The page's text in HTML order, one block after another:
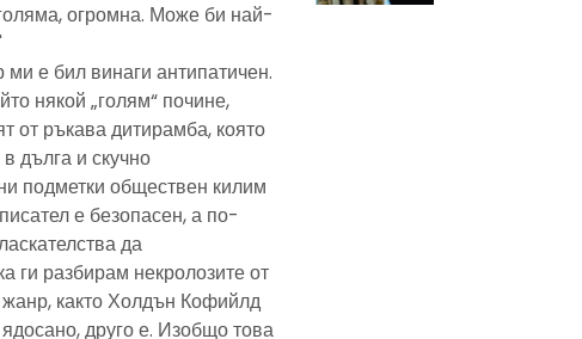
огромна. Може би най-
е бил винаги антипатичен.
някой „голям“ почине,
от ръкава дитирамба, която
дълга и скучно
подметки обществен килим
е безопасен, а по-
да
ги разбирам некролозите от
жанр, както Холдън Кофийлд
друго е. Изобщо това